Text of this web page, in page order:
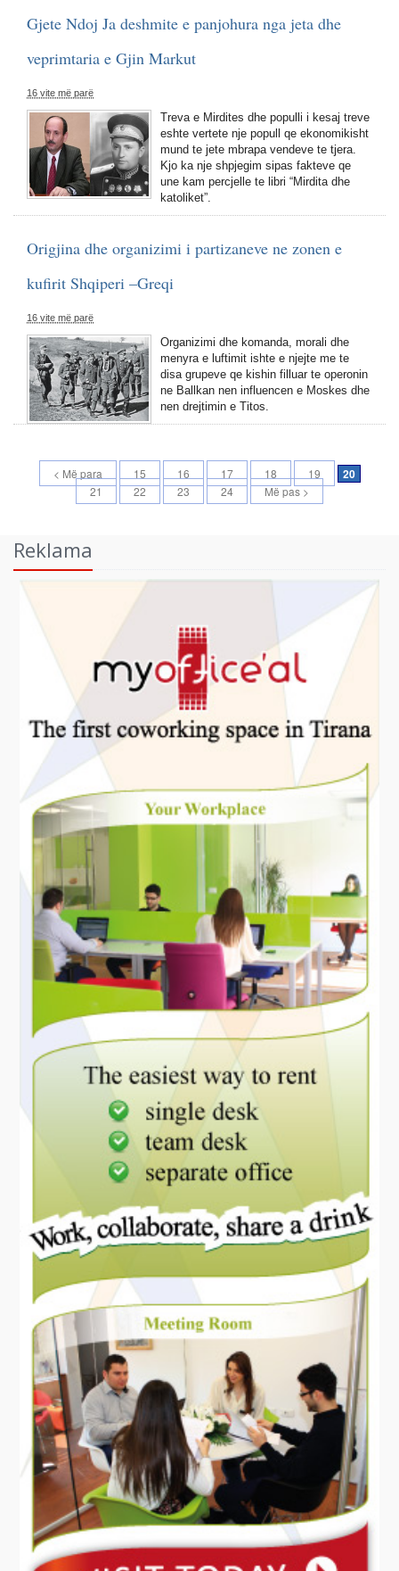
Gjete Ndoj Ja deshmite e panjohura nga jeta dhe
veprimtaria e Gjin Markut
16 vite më parë
Treva e Mirdites dhe populli i kesaj treve
eshte vertete nje popull qe ekonomikisht
mund te jete mbrapa vendeve te tjera.
Kjo ka nje shpjegim sipas fakteve qe
une kam percjelle te libri “Mirdita dhe
katoliket”.
Origjina dhe organizimi i partizaneve ne zonen e
kufirit Shqiperi –Greqi
16 vite më parë
Organizimi dhe komanda, morali dhe
menyra e luftimit ishte e njejte me te
disa grupeve qe kishin filluar te operonin
ne Ballkan nen influencen e Moskes dhe
nen drejtimin e Titos.
< Më para 15 16 17 18 19 20
21 22 23 24 Më pas >
Reklama